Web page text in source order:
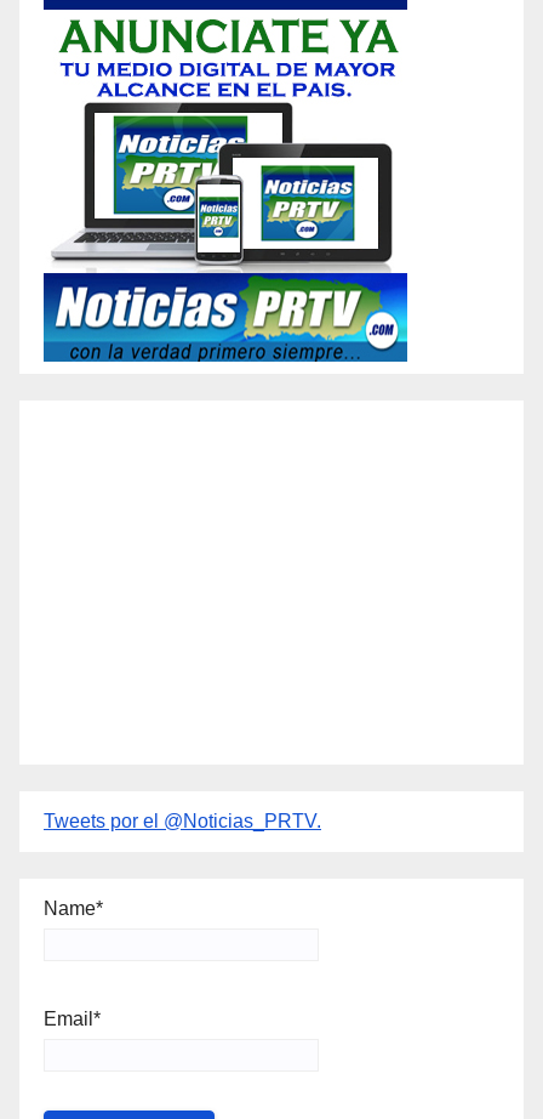
Tweets por el @Noticias_PRTV.
Name*
Email*